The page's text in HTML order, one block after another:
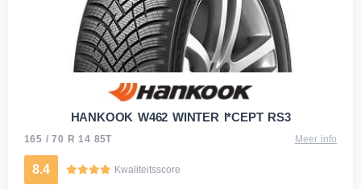
HANKOOK W462 WINTER I*CEPT RS3
165 / 70 R 14 85T Meer info
8.4 Kwaliteitsscore